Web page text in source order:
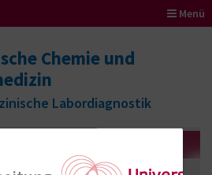
Menü
Chemie und
Labordiagnostik
Ringversuchszertifikate